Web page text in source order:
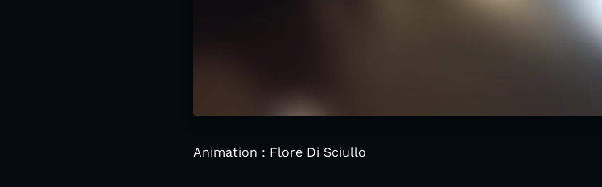
Animation : Flore Di Sciullo